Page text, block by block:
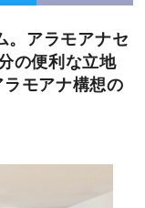
。アラモアナセ
の便利な立地
モアナ構想の